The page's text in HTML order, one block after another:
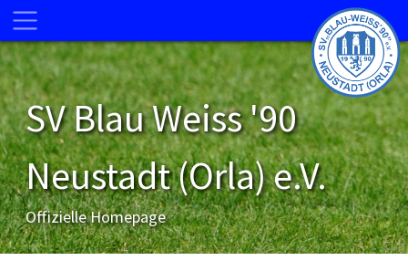
SV Blau Weiss '90
Neustadt (Orla) e.V.
Offizielle Homepage